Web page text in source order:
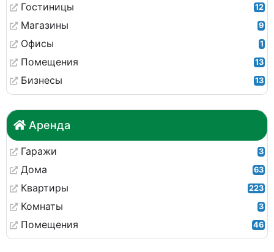
Гостиницы 12
Магазины 9
Офисы 1
Помещения 13
Бизнесы 13
Аренда
Гаражи 3
Дома 63
Квартиры 223
Комнаты 3
Помещения 46